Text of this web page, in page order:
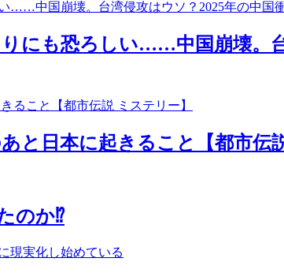
にも恐ろしい……中国崩壊。
と日本に起きること【都市伝
のか⁉︎